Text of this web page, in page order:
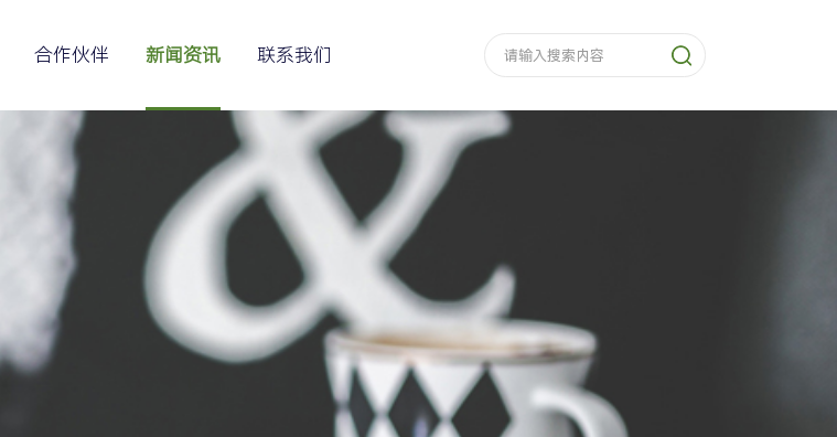
合作伙伴 新闻资讯 联系我们